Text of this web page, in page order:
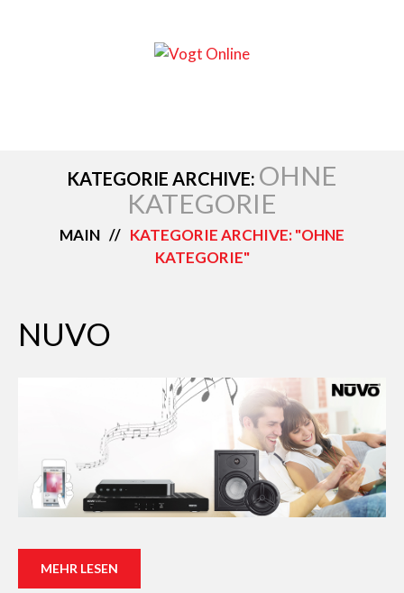
KATEGORIE ARCHIVE: OHNE
KATEGORIE
MAIN
KATEGORIE ARCHIVE: "OHNE
KATEGORIE"
NUVO
MEHR LESEN